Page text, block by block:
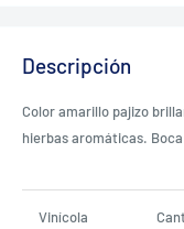
Descripción
Color amarillo pajizo
hierbas aromáticas.
Vinícola